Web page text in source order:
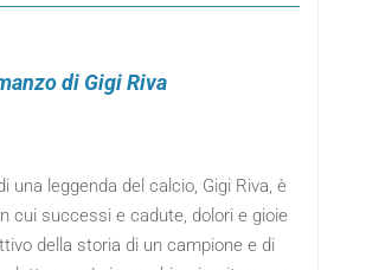
di Gigi Riva
una leggenda del calcio, Gigi Riva, è
cui successi e cadute, dolori e gioie
della storia di un campione e di